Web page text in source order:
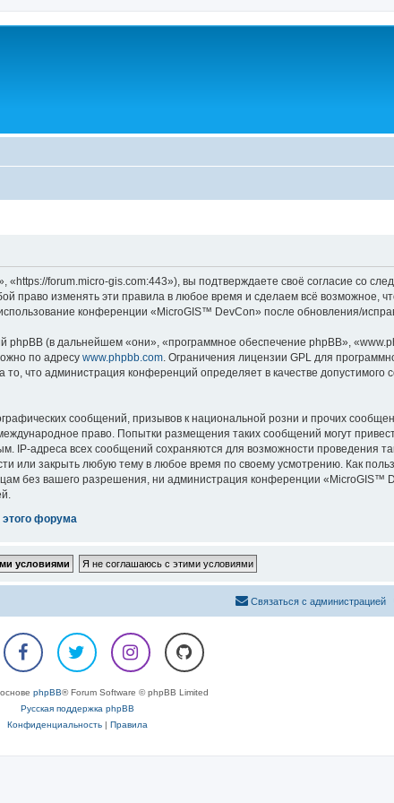
forum.micro-gis.com:443»), вы подтверждаете своё согласие со
изменять эти правила в любое время и сделаем всё возможное,
конференции «MicroGIS™ DevCon» после обновления/
(в дальнейшем «они», «программное обеспечение phpBB»,
по адресу www.phpbb.com . Ограничения лицензии GPL для
что администрация конференций определяет в качестве допустимого
сообщений, призывов к национальной розни и прочих
право. Попытки размещения таких сообщений могут
IP-адреса всех сообщений сохраняются для возможности проведения
закрыть любую тему в любое время по своему усмотрению. Как
без вашего разрешения, ни администрация конференции «MicroGIS™
форума
Связаться с администрацией
phpBB® Forum Software © phpBB Limited
Русская поддержка phpBB
Конфиденциальность| Правила